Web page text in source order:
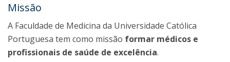
Missão
A Faculdade de Medicina da Universidade Católica
Portuguesa tem como missão formar médicos e
profissionais de saúde de excelência.